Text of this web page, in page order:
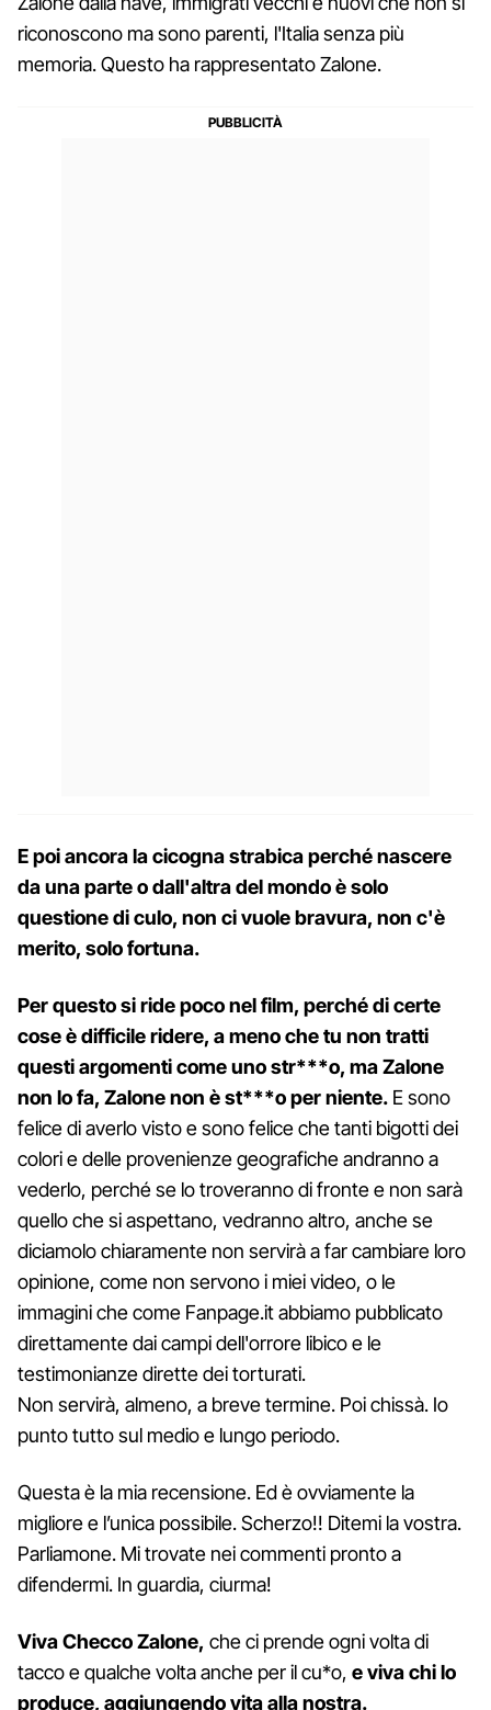
riconoscono ma sono parenti, l'Italia senza più
memoria. Questo ha rappresentato Zalone.
E poi ancora la cicogna strabica perché nascere
da una parte o dall'altra del mondo è solo
questione di culo, non ci vuole bravura, non c'è
merito, solo fortuna.
Per questo si ride poco nel film, perché di certe
cose è difficile ridere, a meno che tu non tratti
questi argomenti come uno str***o, ma Zalone
non lo fa, Zalone non è st***o per niente. E sono
felice di averlo visto e sono felice che tanti bigotti dei
colori e delle provenienze geografiche andranno a
vederlo, perché se lo troveranno di fronte e non sarà
quello che si aspettano, vedranno altro, anche se
diciamolo chiaramente non servirà a far cambiare loro
opinione, come non servono i miei video, o le
immagini che come Fanpage.it abbiamo pubblicato
direttamente dai campi dell'orrore libico e le
testimonianze dirette dei torturati.
Non servirà, almeno, a breve termine. Poi chissà. Io
punto tutto sul medio e lungo periodo.
Questa è la mia recensione. Ed è ovviamente la
migliore e l’unica possibile. Scherzo!! Ditemi la vostra.
Parliamone. Mi trovate nei commenti pronto a
difendermi. In guardia, ciurma!
Viva Checco Zalone, che ci prende ogni volta di
tacco e qualche volta anche per il cu*o, e viva chi lo
produce, aggiungendo vita alla nostra.